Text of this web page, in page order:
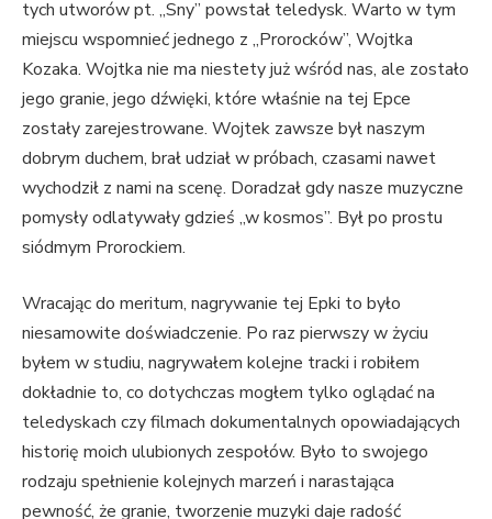
tych utworów pt. „Sny” powstał teledysk. Warto w tym
miejscu wspomnieć jednego z „Prorocków”, Wojtka
Kozaka. Wojtka nie ma niestety już wśród nas, ale zostało
jego granie, jego dźwięki, które właśnie na tej Epce
zostały zarejestrowane. Wojtek zawsze był naszym
dobrym duchem, brał udział w próbach, czasami nawet
wychodził z nami na scenę. Doradzał gdy nasze muzyczne
pomysły odlatywały gdzieś „w kosmos”. Był po prostu
siódmym Prorockiem.
Wracając do meritum, nagrywanie tej Epki to było
niesamowite doświadczenie. Po raz pierwszy w życiu
byłem w studiu, nagrywałem kolejne tracki i robiłem
dokładnie to, co dotychczas mogłem tylko oglądać na
teledyskach czy filmach dokumentalnych opowiadających
historię moich ulubionych zespołów. Było to swojego
rodzaju spełnienie kolejnych marzeń i narastająca
pewność, że granie, tworzenie muzyki daje radość